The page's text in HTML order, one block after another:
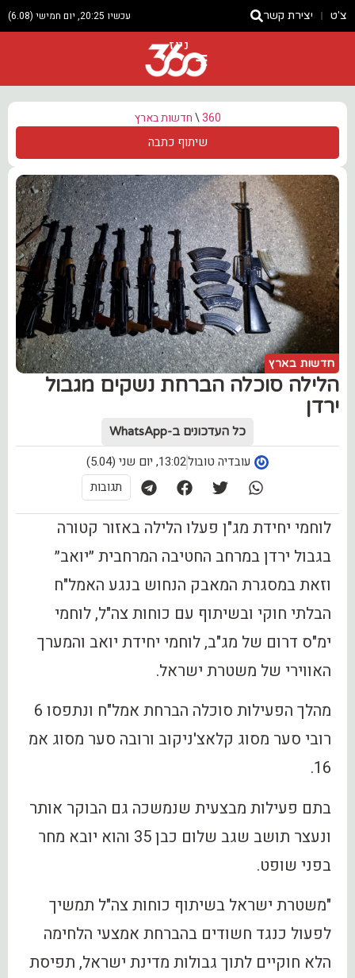
צ'ט יצירת קשר עכשיו 20:25, יום חמישי (6.08)
ניוז
360
\חדשות בארץ
שיתוף כתבה
חדשות בארץ
הלילה סוכלה הברחת נשקים מגבול
ירדן
כל העדכונים ב-WhatsApp
עובדיה טובול13:02, יום שני (5.04)
תגובות
לוחמי יחידת מג"ן פעלו הלילה באזור קטורה
בגבול ירדן במרחב החטיבה המרחבית ״יואב״
וזאת במסגרת המאבק הנחוש בנגע האמל"ח
הבלתי חוקי ובשיתוף עם כוחות צה"ל, לוחמי
ימ"ס דרום של מג"ב, לוחמי יחידת יואב והמערך
האווירי של משטרת ישראל.
מהלך הפעילות סוכלה הברחת אמל"ח ונתפסו 6
רובי סער מסוג קלאצ'ניקוב ורובה סער מסוג אמ
16.
בתם פעילות מבצעית שנמשכה גם הבוקר אותר
ונעצר תושב שגב שלום כבן 35 והוא יובא מחר
בפני שופט.
"משטרת ישראל בשיתוף כוחות צה"ל תמשיך
לפעול כנגד חשודים בהברחת אמצעי הלחימה
הלא חוקיים לתוך גבולות מדינת ישראל, תפיסת